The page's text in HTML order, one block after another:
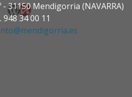
- 31150 Mendigorria (NAVARRA)
948 34 00 11